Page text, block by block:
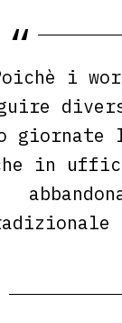
i
giornate
in